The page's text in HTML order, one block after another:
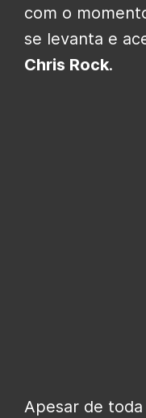
com o
se levanta e
Chris Rock.
Apesar de